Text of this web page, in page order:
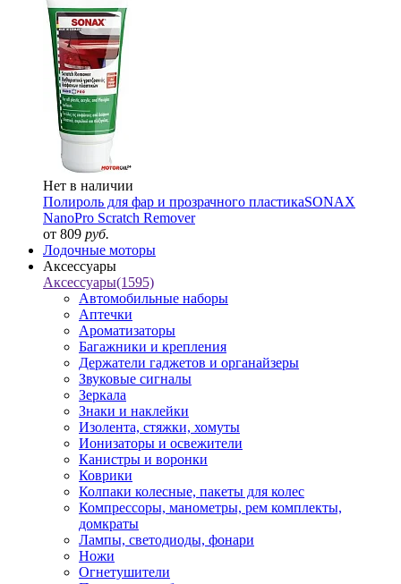
Нет в наличии
Полироль для фар и прозрачного пластикаSONAX
NanoPro Scratch Remover
от 809 руб.
Лодочные моторы
Аксессуары
Аксессуары(1595)
Автомобильные наборы
Аптечки
Ароматизаторы
Багажники и крепления
Держатели гаджетов и органайзеры
Звуковые сигналы
Зеркала
Знаки и наклейки
Изолента, стяжки, хомуты
Ионизаторы и освежители
Канистры и воронки
Коврики
Колпаки колесные, пакеты для колес
Компрессоры, манометры, рем комплекты,
домкраты
Лампы, светодиоды, фонари
Ножи
Огнетушители